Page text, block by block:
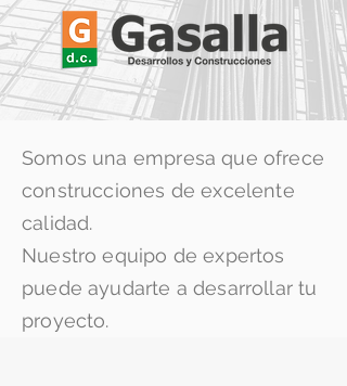
Somos una empresa que ofrece
construcciones de excelente
calidad.
Nuestro equipo de expertos
puede ayudarte a desarrollar tu
proyecto.